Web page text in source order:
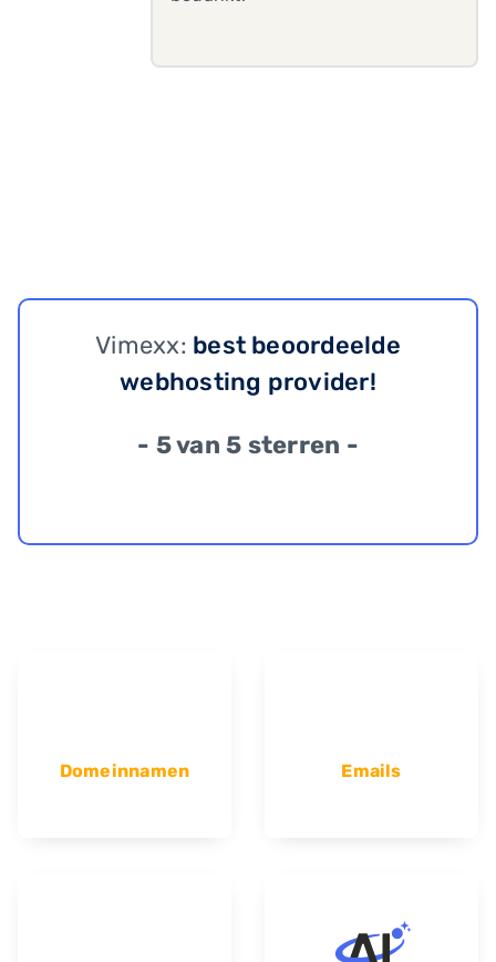
Vimexx: best beoordeelde
webhosting provider!
- 5 van 5 sterren -
Domeinnamen Emails